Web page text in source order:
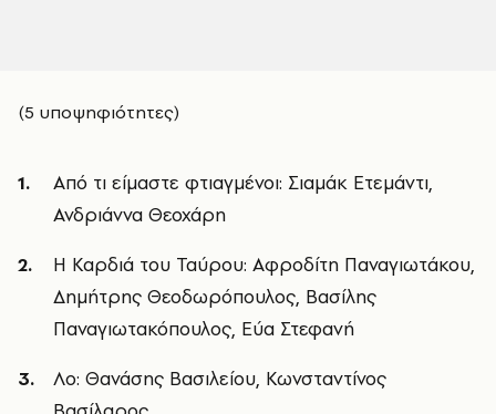
(5 υποψηφιότητες)
Από τι είμαστε φτιαγμένοι: Σιαμάκ Ετεμάντι,
Ανδριάννα Θεοχάρη
Η Καρδιά του Ταύρου: Αφροδίτη Παναγιωτάκου,
Δημήτρης Θεοδωρόπουλος, Βασίλης
Παναγιωτακόπουλος, Εύα Στεφανή
Λο: Θανάσης Βασιλείου, Κωνσταντίνος